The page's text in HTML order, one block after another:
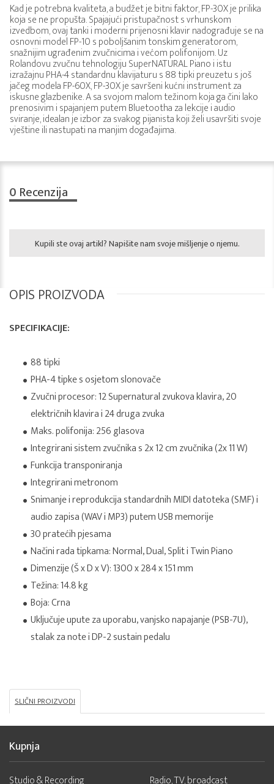
Kad je potrebna kvaliteta, a budžet je bitni faktor, FP-30X je prilika
koja se ne propušta. Spajajući pristupačnost s vrhunskom
izvedbom, ovaj tanki i moderni prijenosni klavir nadograđuje se na
osnovni model FP-10 s poboljšanim tonskim generatorom,
snažnijim ugrađenim zvučnicima i većom polifonijom. Uz
Rolandovu zvučnu tehnologiju SuperNATURAL Piano i istu
izražajnu PHA-4 standardnu klavijaturu s 88 tipki preuzetu s još
jačeg modela FP-60X, FP-30X je savršeni kućni instrument za
iskusne glazbenike. A sa svojom malom težinom koja ga čini lako
prenosivim i spajanjem putem Bluetootha za lekcije i audio
sviranje, idealan je izbor za svakog pijanista koji želi usavršiti svoje
vještine ili nastupati na manjim događajima.
0 Recenzija
Kupili ste ovaj artikl? Napišite nam svoje mišljenje o njemu.
OPIS PROIZVODA
SPECIFIKACIJE:
88 tipki
PHA-4 tipke s osjetom slonovače
Zvučni procesor: 12 Supernatural zvukova klavira, 20
električnih klavira i 24 druga zvuka
Maks. polifonija: 256 glasova
Integrirani sistem zvučnika s 2x 12 cm zvučnika (2x 11 W)
Funkcija transponiranja
Integrirani metronom
Snimanje i reprodukcija standardnih MIDI datoteka (SMF) i
audio zapisa (WAV i MP3) putem USB memorije
30 pratećih pjesama
Načini rada tipkama: Normal, Dual, Split i Twin Piano
Dimenzije (Š x D x V): 1300 x 284 x 151 mm
Težina: 14.8 kg
Boja: Crna
Uključuje upute za uporabu, vanjsko napajanje (PSB-7U),
stalak za note i DP-2 sustain pedalu
SLIČNI PROIZVODI
Kupnja
Studio & Recording
Radio, TV, broadcast